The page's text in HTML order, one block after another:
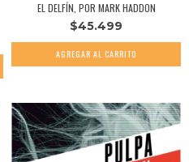
EL DELFÍN, POR MARK HADDON
$45.499